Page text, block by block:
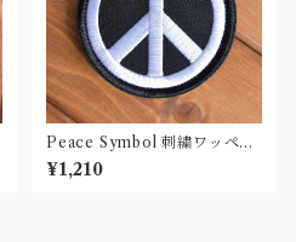
Peace Symbol 刺繍ワッペン
Patch
¥1,210